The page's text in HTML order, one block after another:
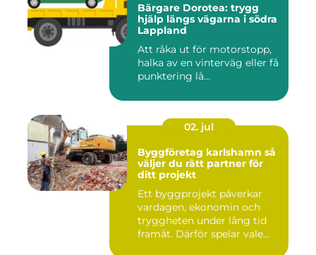
Bärgare Dorotea: trygg
hjälp längs vägarna i södra
Lappland
Att råka ut för motorstopp,
halka av en vinterväg eller få
punktering lå...
02. jul
Byggföretag karlshamn så
väljer du rätt partner för
ditt projekt
Ett byggprojekt påverkar
vardagen, ekonomin och
tryggheten under lång tid
framåt. Därför spelar vale...